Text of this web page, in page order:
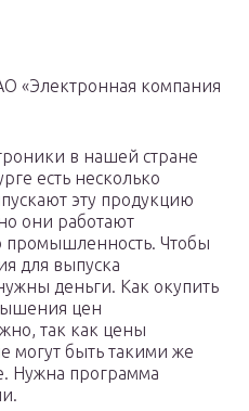
«Электронная компания
в нашей стране
есть несколько
эту продукцию
они работают
промышленность. Чтобы
для выпуска
деньги. Как окупить
цен
так как цены
могут быть такими же
Нужна программа